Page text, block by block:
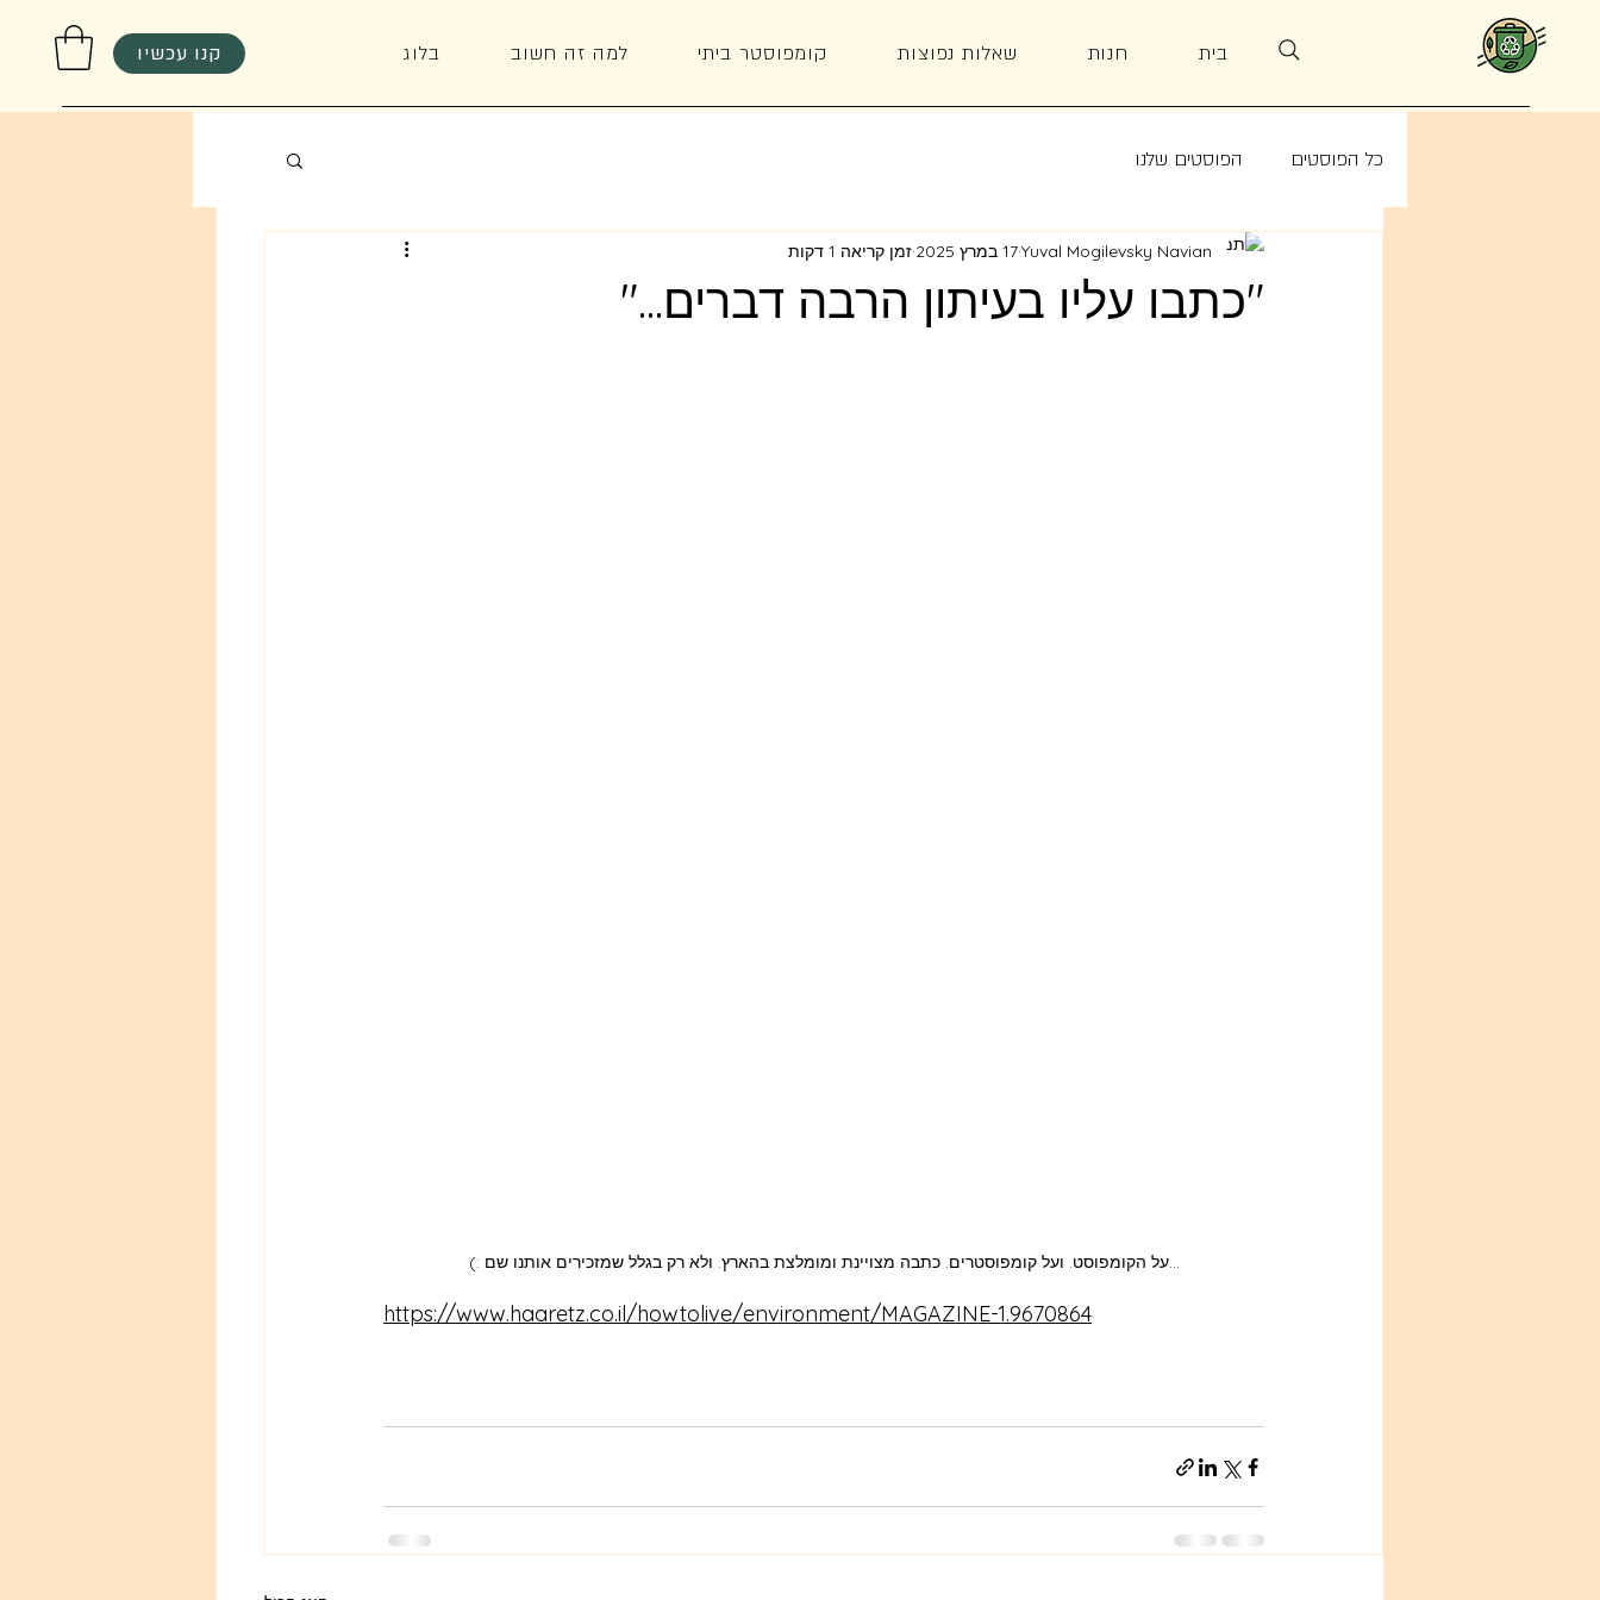
קנו עכשיו בית חנות שאלות נפוצות קומפוסטר ביתי למה זה חשוב בלוג
כל הפוסטים הפוסטים שלנו
"כתבו עליו בעיתון הרבה דברים..."
Yuval Mogilevsky Navian17 במרץ 2025 זמן קריאה 1 דקות
...על הקומפוסט. ועל קומפוסטרים. כתבה מצויינת ומומלצת בהארץ. ולא רק בגלל שמזכירים אותנו שם :)
https://www.haaretz.co.il/howtolive/environment/MAGAZINE-1.9670864